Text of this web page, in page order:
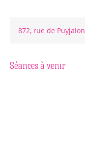
872, rue de Puyjalon
Séances à venir